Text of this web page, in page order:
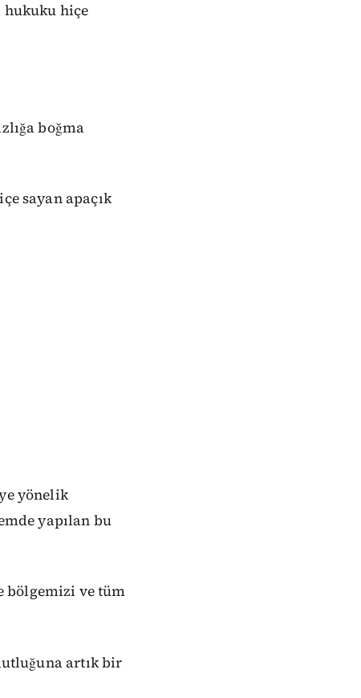
hukuku hiçe
boğma
sayan apaçık
yönelik
yapılan bu
bölgemizi ve tüm
artık bir